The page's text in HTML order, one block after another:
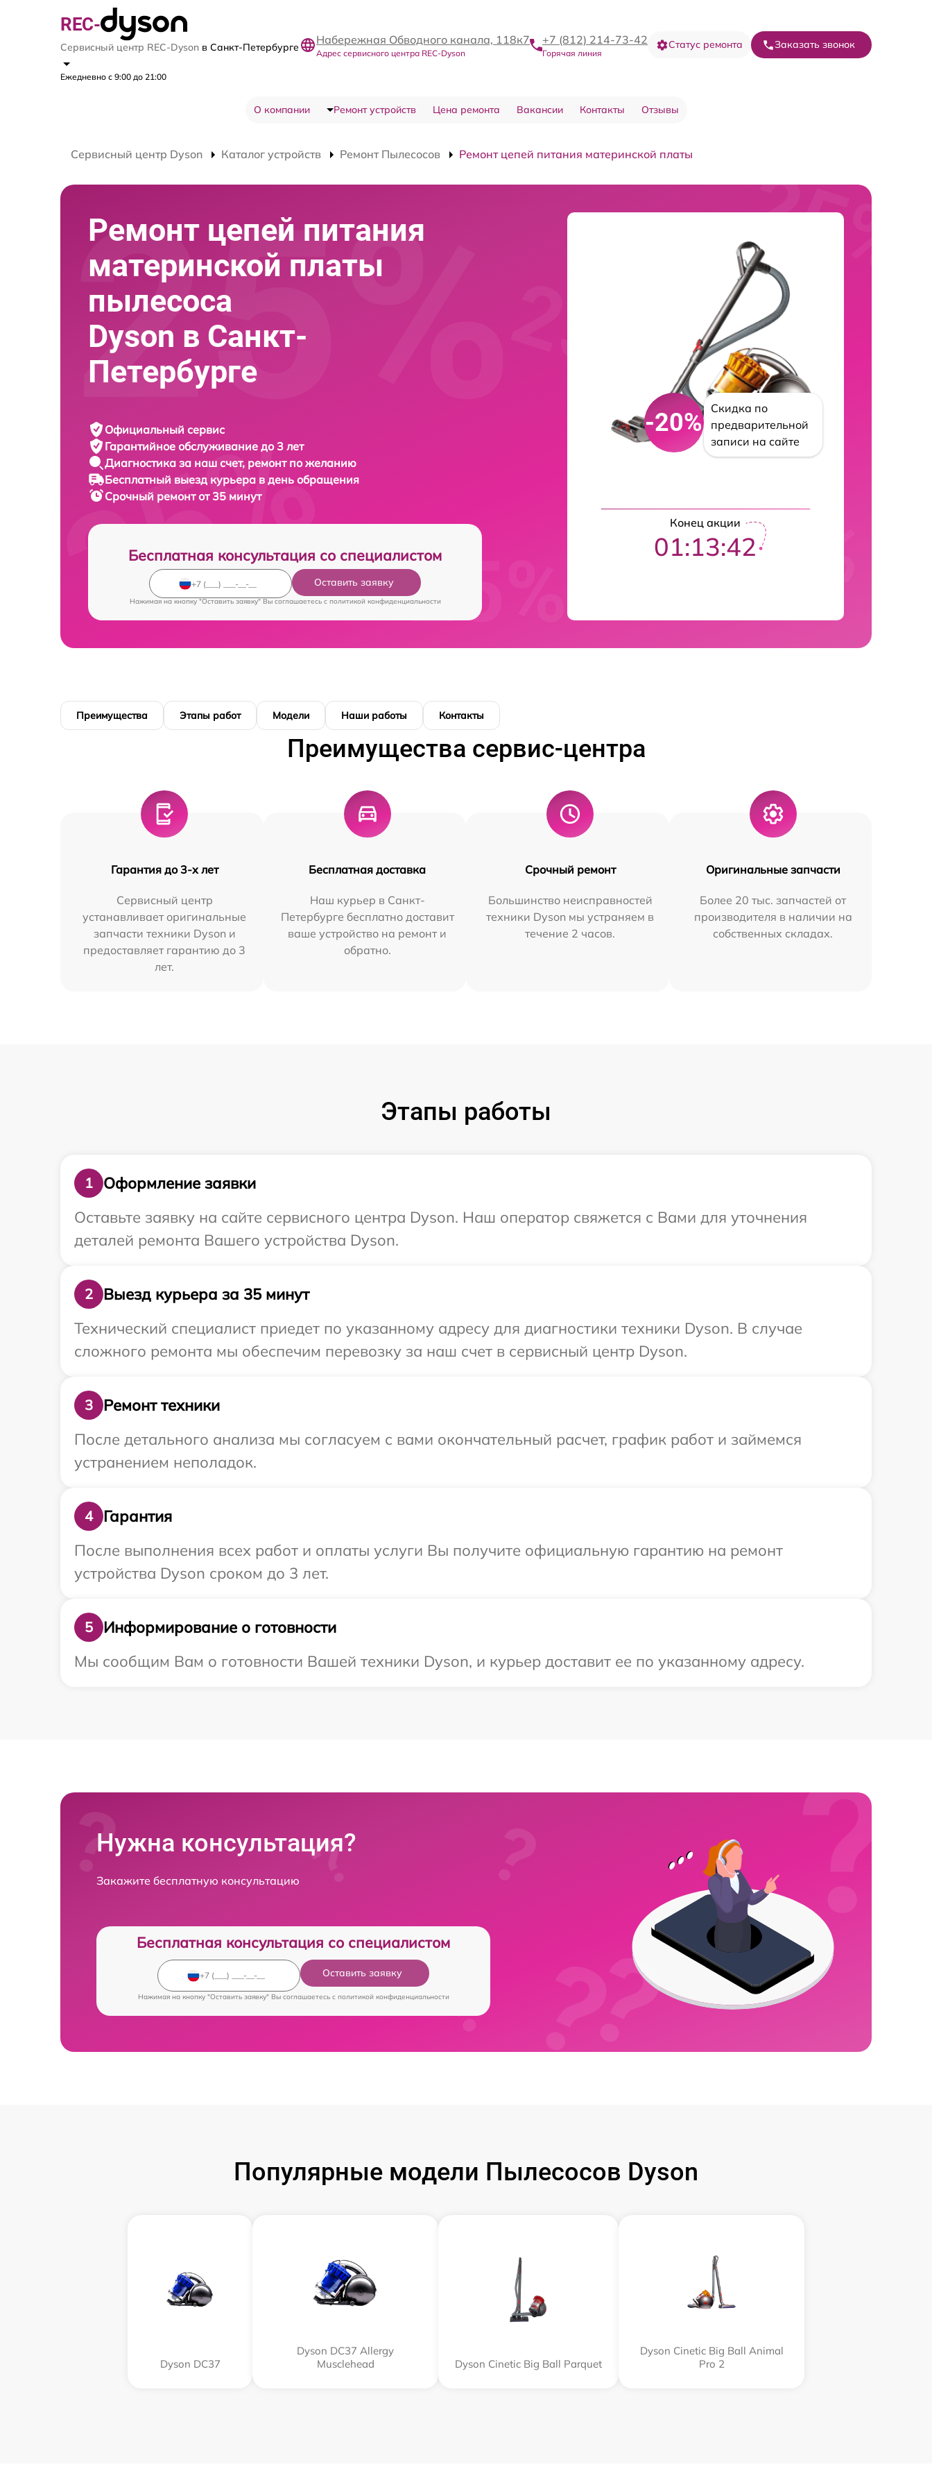
REC-
Сервисный центр REC-Dyson в Санкт-Петербурге
Ежедневно с 9:00 до 21:00
Набережная Обводного канала, 118к7
Адрес сервисного центра REC-Dyson
+7 (812) 214-73-42
Горячая линия
Статус ремонта Заказать звонок
О компании Ремонт устройств Цена ремонта Вакансии Контакты Отзывы
Сервисный центр Dyson Каталог устройств Ремонт Пылесосов Ремонт цепей питания материнской платы
Ремонт цепей питания
материнской платы
пылесоса
Dyson в Санкт-
Петербурге
Официальный сервис
Гарантийное обслуживание до 3 лет
Диагностика за наш счет, ремонт по желанию
Бесплатный выезд курьера в день обращения
Срочный ремонтот 35 минут
Бесплатная консультация со специалистом
Оставить заявку
Нажимая на кнопку "Оставить заявку" Вы соглашаетесь c политикой конфиденциальности
-20%
Скидка по
предварительной
записи на сайте
Конец акции
01:13:41
Преимущества Этапы работ Модели Наши работы Контакты
Преимущества сервис-центра
Гарантия до 3-х лет
Сервисный центр
устанавливает оригинальные
запчасти техники Dyson и
предоставляет гарантию до 3
лет.
Бесплатная доставка
Наш курьер в Санкт-
Петербурге бесплатно доставит
ваше устройство на ремонт и
обратно.
Срочный ремонт
Большинство неисправностей
техники Dyson мы устраняем в
течение 2 часов.
Оригинальные запчасти
Более 20 тыс. запчастей от
производителя в наличии на
собственных складах.
Этапы работы
1
Оформление заявки
Оставьте заявку на сайте сервисного центра Dyson. Наш оператор свяжется с Вами для уточнения
деталей ремонта Вашего устройства Dyson.
2
Выезд курьера за 35 минут
Технический специалист приедет по указанному адресу для диагностики техники Dyson. В случае
сложного ремонта мы обеспечим перевозку за наш счет в сервисный центр Dyson.
3
Ремонт техники
После детального анализа мы согласуем с вами окончательный расчет, график работ и займемся
устранением неполадок.
4
Гарантия
После выполнения всех работ и оплаты услуги Вы получите официальную гарантию на ремонт
устройства Dyson сроком до 3 лет.
5
Информирование о готовности
Мы сообщим Вам о готовности Вашей техники Dyson, и курьер доставит ее по указанному адресу.
Нужна консультация?
Закажите бесплатную консультацию
Бесплатная консультация со специалистом
Оставить заявку
Нажимая на кнопку "Оставить заявку" Вы соглашаетесь c политикой конфиденциальности
Популярные модели Пылесосов Dyson
Dyson DC37
Dyson DC37 Allergy
Musclehead
Dyson Cinetic Big Ball Parquet
Dyson Cinetic Big Ball Animal
Pro 2